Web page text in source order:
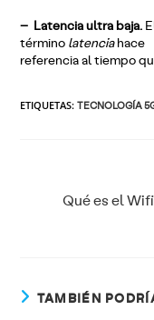
– Latencia ultra baja.
término latenciahace
referencia al tiempo
ETIQUETAS:TECNOLOGÍA
artículosQué es el
TAMBIÉN